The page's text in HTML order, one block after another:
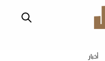
أخبار